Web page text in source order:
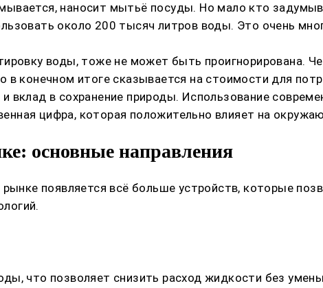
наносит мытьё посуды. Но мало кто
около 200 тысяч литров воды. Это очень
воды, тоже не может быть
в конечном итоге сказывается на стоимости для
в сохранение природы. Использование
цифра, которая положительно влияет на
основные направления
рынке появляется всё больше устройств, которые
что позволяет снизить расход жидкости без